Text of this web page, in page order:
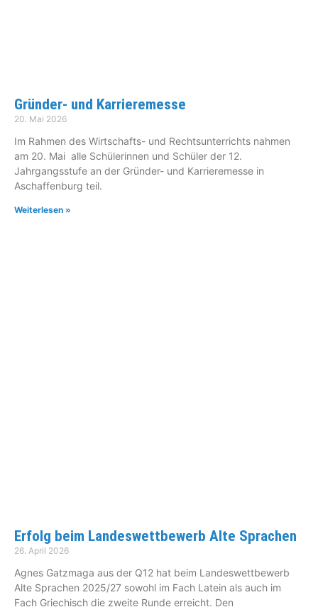
Gründer- und Karrieremesse
20. Mai 2026
Im Rahmen des Wirtschafts- und Rechtsunterrichts nahmen
am 20. Mai alle Schülerinnen und Schüler der 12.
Jahrgangsstufe an der Gründer- und Karrieremesse in
Aschaffenburg teil.
Weiterlesen »
Erfolg beim Landeswettbewerb Alte Sprachen
26. April 2026
Agnes Gatzmaga aus der Q12 hat beim Landeswettbewerb
Alte Sprachen 2025/27 sowohl im Fach Latein als auch im
Fach Griechisch die zweite Runde erreicht. Den